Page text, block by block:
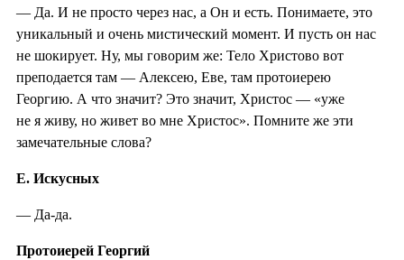
— Да. И не просто через нас, а Он и есть. Понимаете, это
уникальный и очень мистический момент. И пусть он нас
не шокирует. Ну, мы говорим же: Тело Христово вот
преподается там — Алексею, Еве, там протоиерею
Георгию. А что значит? Это значит, Христос — «уже
не я живу, но живет во мне Христос». Помните же эти
замечательные слова?
Е. Искусных
— Да-да.
Протоиерей Георгий